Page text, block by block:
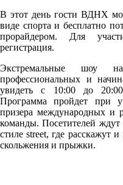
В этот день гости ВДНХ
виде спорта и бесплатно
прорайдером. Для
регистрация.
Экстремальные шоу
профессиональных и
увидеть с 10:00 до
Программа пройдет при
призера международных и
команды. Посетителей ждут
стиле street, где расскажут
скольжения и прыжки.